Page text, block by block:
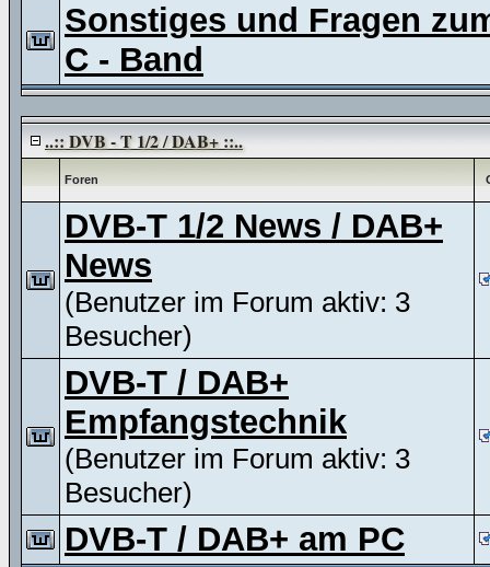
Sonstiges und Fragen
C - Band
..:: DVB - T 1/2 / DAB+ ::..
Foren
DVB-T 1/2 News / DAB+
News
(Benutzer im Forum aktiv: 3
Besucher)
DVB-T / DAB+
Empfangstechnik
(Benutzer im Forum aktiv: 3
Besucher)
DVB-T / DAB+ am PC